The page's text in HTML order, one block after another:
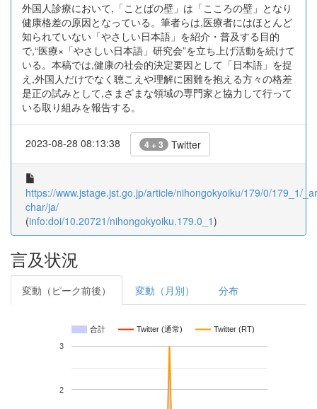
外国人診療において,「ことばの壁」は「こころの壁」となり
健康格差の原因となっている。筆者らは,医療者にはほとんど
知られていない「やさしい日本語」を紹介・普及する目的
で,“医療×「やさしい日本語」研究会”を立ち上げ活動を続けて
いる。本稿では,健康の社会的決定要因として「日本語」を捉
え,外国人だけでなく聴こえや理解に困難を抱える方々の格差
是正の試みとして,さまざまな領域の専門家と協力して行って
いる取り組みを報告する。
2023-08-28 08:13:38 4 + 3 Twitter
https://www.jstage.jst.go.jp/article/nihongokyoiku/179/0/179_1/
char/ja/
(info:doi/10.20721/nihongokyoiku.179.0_1)
言及状況
変動（ピーク前後） 変動（月別） 分布
合計 Twitter (通常) Twitter (RT)
2
3